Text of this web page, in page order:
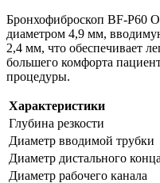
Бронхофиброскоп BF-P60
диаметром 4,9 мм,
2,4 мм, что обеспечивает
большего комфорта
процедуры.
Характеристики
Глубина резкости
Диаметр вводимой трубки
Диаметр дистального конца
Диаметр рабочего канала